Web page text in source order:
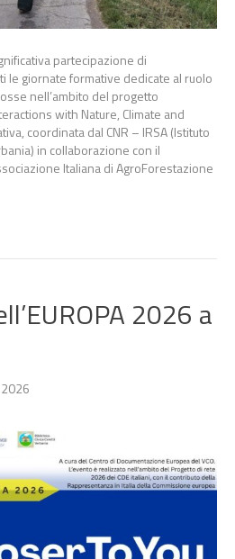
partecipazione di
le giornate formative dedicate al ruolo
nell’ambito del progetto
with Nature, Climate and
coordinata dal CNR – IRSA (Istituto
in collaborazione con il
Italiana di AgroForestazione
2026 a